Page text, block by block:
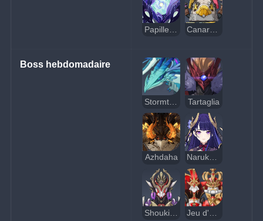
Papille obombrée Canard à torgnoles
Boss hebdomadaire
Stormterror Tartaglia
Azhdaha Narukami no Mikoto la destructrice
Shouki no Kami, le prodige